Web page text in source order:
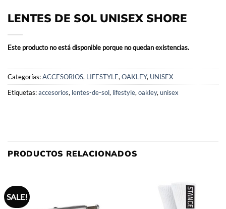
LENTES DE SOL UNISEX SHORE
Este producto no está disponible porque no quedan existencias.
Categorías:ACCESORIOS, LIFESTYLE, OAKLEY, UNISEX
Etiquetas:accesorios, lentes-de-sol, lifestyle, oakley, unisex
PRODUCTOS RELACIONADOS
SALE!